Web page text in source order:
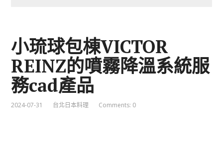
小琉球包棟VICTOR
REINZ的噴霧降溫系統服
務cad產品
2024-07-31 台北日本料理 Comments: 0